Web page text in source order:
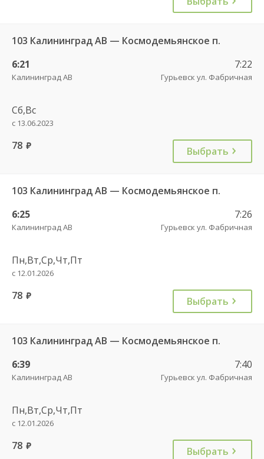
103 Калининград АВ — Космодемьянское п.
6:21
Калининград АВ
7:22
Гурьевск ул. Фабричная
Сб,Вс
с 13.06.2023
78 руб. Выбрать
103 Калининград АВ — Космодемьянское п.
6:25
Калининград АВ
7:26
Гурьевск ул. Фабричная
Пн,Вт,Ср,Чт,Пт
с 12.01.2026
78 руб. Выбрать
103 Калининград АВ — Космодемьянское п.
6:39
Калининград АВ
7:40
Гурьевск ул. Фабричная
Пн,Вт,Ср,Чт,Пт
с 12.01.2026
78 руб. Выбрать